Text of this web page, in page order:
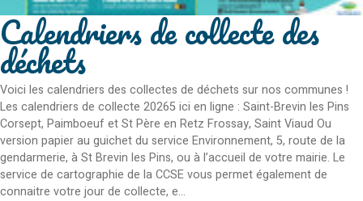
Calendriers de collecte des
déchets
Voici les calendriers des collectes de déchets sur nos communes !
Les calendriers de collecte 20265 ici en ligne : Saint-Brevin les Pins
Corsept, Paimboeuf et St Père en Retz Frossay, Saint Viaud Ou
version papier au guichet du service Environnement, 5, route de la
gendarmerie, à St Brevin les Pins, ou à l’accueil de votre mairie. Le
service de cartographie de la CCSE vous permet également de
connaitre votre jour de collecte, e...